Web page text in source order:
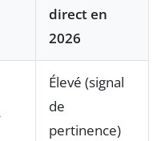
direct en
2026
Élevé (signal
de
pertinence)